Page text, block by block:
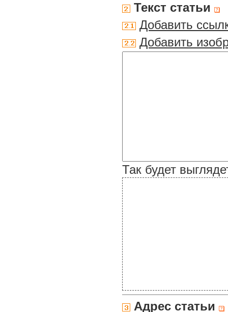
Текст статьи
Добавить
Добавить
Так будет
Адрес статьи